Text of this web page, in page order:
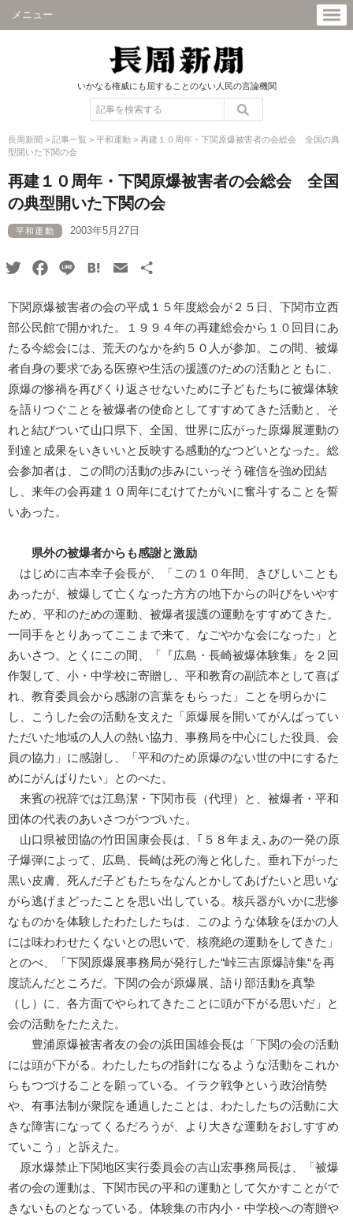
メニュー
いかなる権威にも屈することのない人民の言論機関
長周新聞 > 記事一覧 > 平和運動 > 再建１０周年・下関原爆被害者の会総会 全国の典
型開いた下関の会
再建１０周年・下関原爆被害者の会総会 全国
の典型開いた下関の会
平和運動 2003年5月27日
TwitterFacebook
Line HatenaEmail
下関原爆被害者の会の平成１５年度総会が２５日、下関市立西
部公民館で開かれた。１９９４年の再建総会から１０回目にあ
たる今総会には、荒天のなかを約５０人が参加。この間、被爆
者自身の要求である医療や生活の援護のための活動とともに、
原爆の惨禍を再びくり返させないために子どもたちに被爆体験
を語りつぐことを被爆者の使命としてすすめてきた活動と、そ
れと結びついて山口県下、全国、世界に広がった原爆展運動の
到達と成果をいきいいと反映する感動的なつどいとなった。総
会参加者は、この間の活動の歩みにいっそう確信を強め団結
し、来年の会再建１０周年にむけてたがいに奮斗することを誓
いあった。
県外の被爆者からも感謝と激励
はじめに吉本幸子会長が、「この１０年間、きびしいことも
あったが、被爆して亡くなった方方の地下からの叫びをいやす
ため、平和のための運動、被爆者援護の運動をすすめてきた。
一同手をとりあってここまで来て、なごやかな会になった」と
あいさつ。とくにこの間、「『広島・長崎被爆体験集』を２回
作製して、小・中学校に寄贈し、平和教育の副読本として喜ば
れ、教育委員会から感謝の言葉をもらった」ことを明らかに
し、こうした会の活動を支えた「原爆展を開いてがんばってい
ただいた地域の人人の熱い協力、事務局を中心にした役員、会
員の協力」に感謝し、「平和のため原爆のない世の中にするた
めにがんばりたい」とのべた。
来賓の祝辞では江島潔・下関市長（代理）と、被爆者・平和
団体の代表のあいさつがつづいた。
山口県被団協の竹田国康会長は、｢５８年まえ､あの一発の原
子爆弾によって、広島、長崎は死の海と化した。垂れ下がった
黒い皮膚、死んだ子どもたちをなんとかしてあげたいと思いな
がら逃げまどったことを思い出している。核兵器がいかに悲惨
なものかを体験したわたしたちは、このような体験をほかの人
には味わわせたくないとの思いで、核廃絶の運動をしてきた」
とのべ、「下関原爆展事務局が発行した“峠三吉原爆詩集“を再
度読んだところだ。下関の会が原爆展、語り部活動を真摯
（し）に、各方面でやられてきたことに頭が下がる思いだ」と
会の活動をたたえた。
豊浦原爆被害者友の会の浜田国雄会長は「下関の会の活動
には頭が下がる。わたしたちの指針になるような活動をこれか
らもつづけることを願っている。イラク戦争という政治情勢
や、有事法制が衆院を通過したことは、わたしたちの活動に大
きな障害になってくるだろうが、より大きな運動をおしすすめ
ていこう」と訴えた。
原水爆禁止下関地区実行委員会の吉山宏事務局長は、「被爆
者の会の運動は、下関市民の平和の運動として欠かすことがで
きないものとなっている。体験集の市内小・中学校への寄贈や